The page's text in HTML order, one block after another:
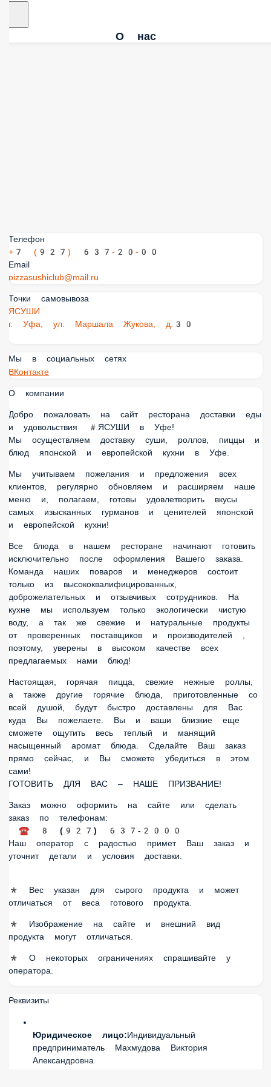
О нас
Телефон
+7 (927) 637-20-00
Email
pizzasushiclub@mail.ru
Точки самовывоза
ЯСУШИ
г. Уфа, ул. Маршала Жукова, д.30
Мы в социальных сетях
ВКонтакте
О компании
Добро пожаловать на сайт ресторана доставки еды и
удовольствия #ЯСУШИ в Уфе!
Мы осуществляем доставку суши, роллов, пиццы и блюд
японской и европейской кухни в Уфе.
Мы учитываем пожелания и предложения всех клиентов,
регулярно обновляем и расширяем наше меню и,
полагаем, готовы удовлетворить вкусы самых изысканных
гурманов и ценителей японской и европейской кухни!
Все блюда в нашем ресторане начинают готовить
исключительно после оформления Вашего заказа. Команда
наших поваров и менеджеров состоит только из
высококвалифицированных, доброжелательных и
отзывчивых сотрудников. На кухне мы используем только
экологически чистую воду, а так же свежие и натуральные
продукты от проверенных поставщиков и производителей ,
поэтому, уверены в высоком качестве всех предлагаемых
нами блюд!
Настоящая, горячая пицца, свежие нежные роллы, а также
другие горячие блюда, приготовленные со всей душой,
будут быстро доставлены для Вас куда Вы пожелаете. Вы и
ваши близкие еще сможете ощутить весь теплый и
манящий насыщенный аромат блюда. Сделайте Ваш заказ
прямо сейчас, и Вы сможете убедиться в этом сами!
ГОТОВИТЬ ДЛЯ ВАС – НАШЕ ПРИЗВАНИЕ!
Заказ можно оформить на сайте или сделать заказ по
телефонам:
☎8 (927) 637-2000
Наш оператор с радостью примет Ваш заказ и уточнит
детали и условия доставки.
* Вес указан для сырого продукта и может отличаться от
веса готового продукта.
отличаться.
* О некоторых ограничениях спрашивайте у оператора.
Реквизиты
Юридическое лицо:
ИНН:
ОГРН:321028000026956